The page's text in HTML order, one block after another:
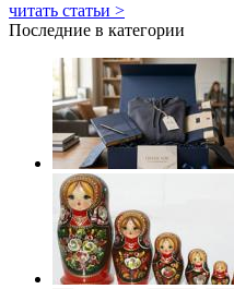
читать статьи >
Последние в категории